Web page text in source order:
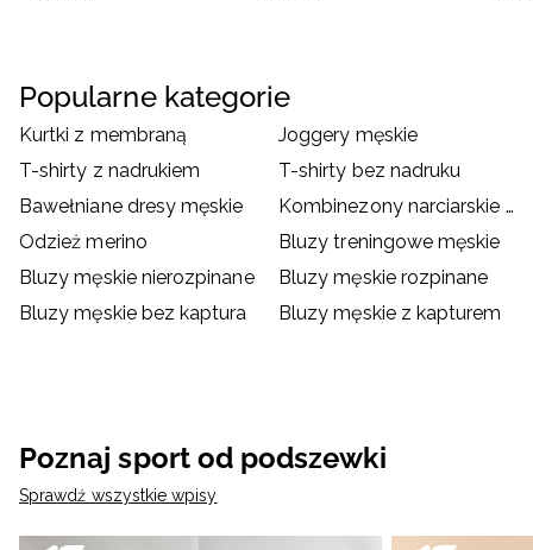
Popularne kategorie
Kurtki z membraną
Joggery męskie
T-shirty z nadrukiem
T-shirty bez nadruku
Bawełniane dresy męskie
Kombinezony narciarskie męskie
Odzież merino
Bluzy treningowe męskie
Bluzy męskie nierozpinane
Bluzy męskie rozpinane
Bluzy męskie bez kaptura
Bluzy męskie z kapturem
Poznaj sport od podszewki
Sprawdź wszystkie wpisy